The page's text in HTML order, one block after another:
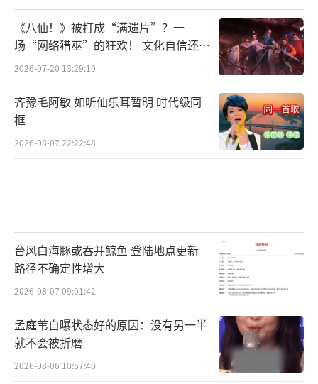
《八仙！》被打成“满遗片”？一
场“网络猎巫”的狂欢！ 文化自信还是
焦虑？
2026-07-20 13:29:10
齐豫毛阿敏 如听仙乐耳暂明 时代级同
框
2026-08-07 22:22:48
台风白海豚或吞并鲸鱼 登陆地点更新
路径不确定性增大
2026-08-07 09:01:42
孟庭苇自曝状态好的原因：没有另一半
就不会被折磨
2026-08-06 10:57:40